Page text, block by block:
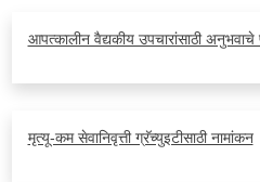
आपत्कालीन वैद्यकीय उपचारांसाठी अनुभवाचे
मृत्यू-कम सेवानिवृत्ती ग्रॅच्युइटीसाठी नामांकन